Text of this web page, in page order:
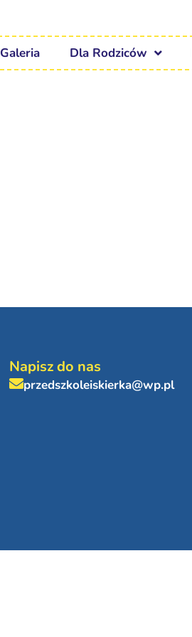
Galeria Dla Rodziców
Napisz do nas
przedszkoleiskierka@wp.pl